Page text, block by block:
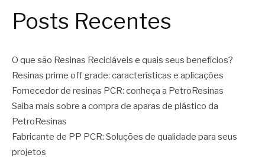
Posts Recentes
O que são Resinas Recicláveis e quais seus benefícios?
Resinas prime off grade: características e aplicações
Fornecedor de resinas PCR: conheça a PetroResinas
Saiba mais sobre a compra de aparas de plástico da
PetroResinas
Fabricante de PP PCR: Soluções de qualidade para seus
projetos